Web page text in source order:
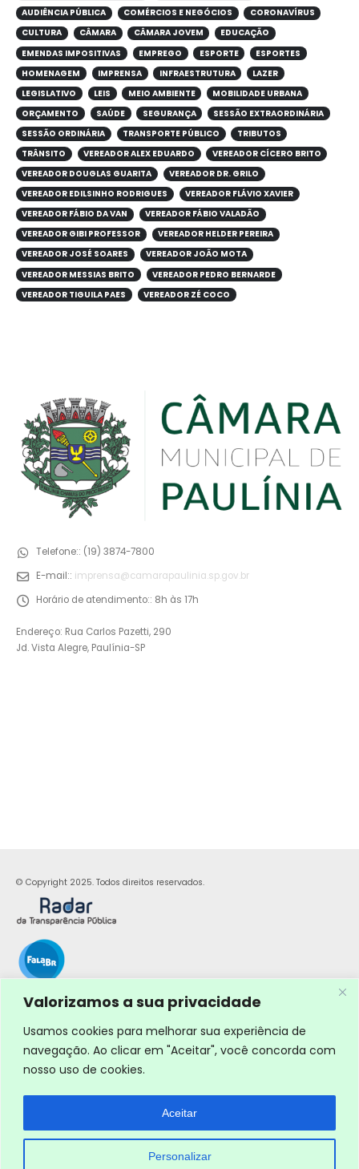
Valorizamos a sua privacidade
Usamos cookies para melhorar sua experiência de
navegação. Ao clicar em "Aceitar", você concorda com
nosso uso de cookies.
Personalizar
Aceitar
AUDIÊNCIA PÚBLICA
COMÉRCIOS E NEGÓCIOS
CORONAVÍRUS
CULTURA
CÂMARA CÂMARA JOVEM
EDUCAÇÃO
EMENDAS IMPOSITIVAS
EMPREGO ESPORTE
ESPORTES
HOMENAGEM
IMPRENSA INFRAESTRUTURA
LAZER
LEGISLATIVO
LEIS MEIO AMBIENTE
MOBILIDADE URBANA
ORÇAMENTO
SAÚDE SEGURANÇA
SESSÃO EXTRAORDINÁRIA
SESSÃO ORDINÁRIA
TRANSPORTE PÚBLICO
TRIBUTOS
TRÂNSITO
VEREADOR ALEX EDUARDO
VEREADOR CÍCERO BRITO
VEREADOR DOUGLAS GUARITA
VEREADOR DR. GRILO
VEREADOR EDILSINHO RODRIGUES
VEREADOR FLÁVIO XAVIER
VEREADOR FÁBIO DA VAN
VEREADOR FÁBIO VALADÃO
VEREADOR GIBI PROFESSOR
VEREADOR HELDER PEREIRA
VEREADOR JOSÉ SOARES
VEREADOR JOÃO MOTA
VEREADOR MESSIAS BRITO
VEREADOR PEDRO BERNARDE
VEREADOR TIGUILA PAES
VEREADOR ZÉ COCO
Telefone:: (19) 3874-7800
E-mail:: imprensa@camarapaulinia.sp.gov.br
Horário de atendimento:: 8h às 17h
Endereço: Rua Carlos Pazetti, 290
Jd. Vista Alegre, Paulínia-SP
© Copyright 2025. Todos direitos reservados.